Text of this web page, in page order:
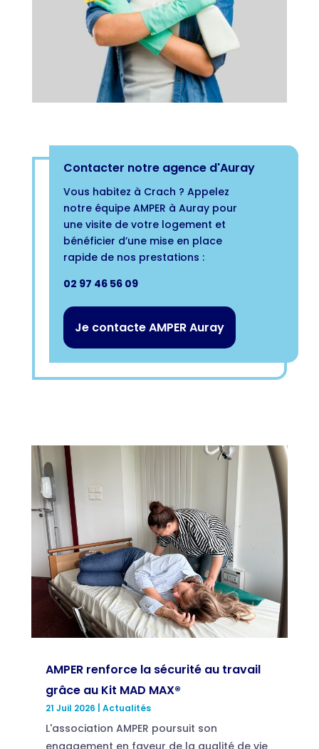
Contacter notre agence d'Auray
Vous habitez à Crach ? Appelez
notre équipe AMPER à Auray pour
une visite de votre logement et
bénéficier d’une mise en place
rapide de nos prestations :
02 97 46 56 09
Je contacte AMPER Auray
AMPER renforce la sécurité au travail
grâce au Kit MAD MAX®
21 Juil 2026 Actualités
L'association AMPER poursuit son